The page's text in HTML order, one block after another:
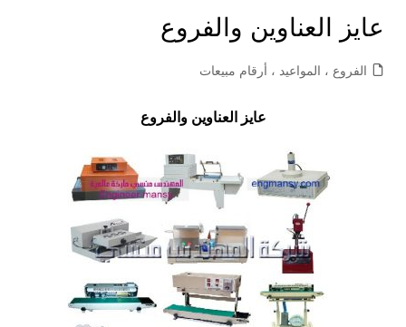
عايز العناوين والفروع
الفروع ، المواعيد ، أرقام مبيعات
عايز العناوين والفروع